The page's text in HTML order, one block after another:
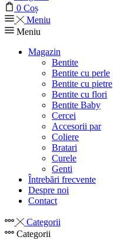
0 Coș
Meniu
Meniu
Magazin
Bentite
Bentite cu perle
Bentite cu pietre
Bentite cu flori
Bentite Baby
Cercei
Accesorii par
Coliere
Bratari
Curele
Genti
Întrebări frecvente
Despre noi
Contact
Categorii
Categorii